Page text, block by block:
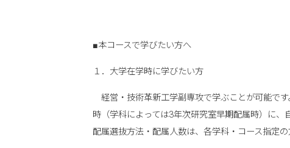
■本コースで学びたい方へ
１．大学在学時に学びたい方
経営・技術革新工学副専攻で学ぶことが可能で
時（学科によっては3年次研究室早期配属時）に、
配属選抜方法・配属人数は、各学科・コース指定の